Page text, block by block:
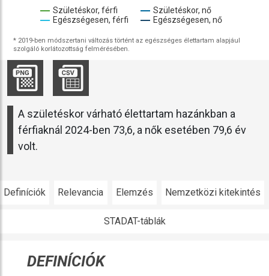
* 2019-ben módszertani változás történt az egészséges élettartam alapjául
szolgáló korlátozottság felmérésében.
Születéskor, férfi
Születéskor, nő
Egészségesen, férfi
Egészségesen, nő
A születéskor várható élettartam hazánkban a
férfiaknál 2024-ben 73,6, a nők esetében 79,6 év
volt.
Definíciók Relevancia Elemzés Nemzetközi kitekintés
STADAT-táblák
DEFINÍCIÓK